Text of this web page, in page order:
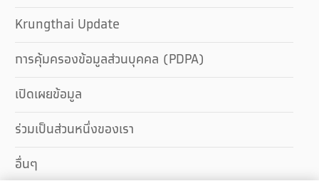
Krungthai Update
การคุ้มครองข้อมูลส่วนบุคคล (PDPA)
เปิดเผยข้อมูล
ร่วมเป็นส่วนหนึ่งของเรา
อื่นๆ